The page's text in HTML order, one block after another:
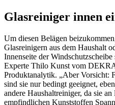
Glasreiniger innen
Um diesen Belägen
Glasreinigern aus dem Haushalt
Innenseite der
Experte Thilo Kunst vom
Produktanalytik. „Aber Vorsicht:
sind sie nur bedingt geeignet,
andere Haushaltreiniger, da sie
empfindlichen Kunststoffen